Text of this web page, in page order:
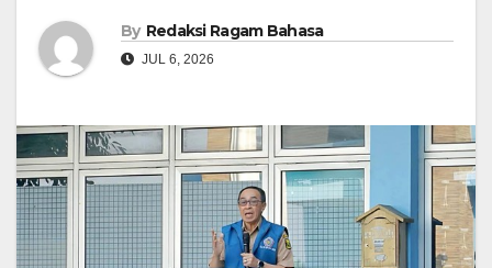
By Redaksi Ragam Bahasa
JUL 6, 2026